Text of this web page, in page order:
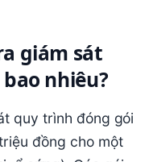
giám sát
nhiêu?
quy trình đóng gói
đồng cho một